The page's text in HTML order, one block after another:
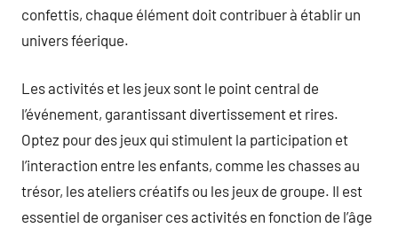
confettis, chaque élément doit contribuer à établir un
univers féerique.
Les activités et les jeux sont le point central de
l’événement, garantissant divertissement et rires.
Optez pour des jeux qui stimulent la participation et
l’interaction entre les enfants, comme les chasses au
trésor, les ateliers créatifs ou les jeux de groupe. Il est
essentiel de organiser ces activités en fonction de l’âge